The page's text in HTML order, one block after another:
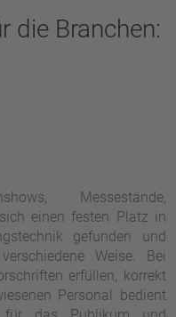
die Branchen:
Messestände,
einen festen Platz in
gefunden und
Weise. Bei
erfüllen, korrekt
Personal bedient